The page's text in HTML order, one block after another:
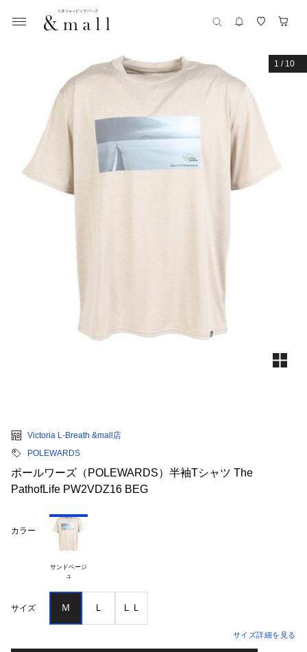
1 / 10
Victoria L-Breath &mall店
POLEWARDS
ポールワーズ（POLEWARDS）半袖Tシャツ The
PathofLife PW2VDZ16 BEG
カラー
サンドベージ
サイズ Ｍ Ｌ ＬＬ
サイズ詳細を見る